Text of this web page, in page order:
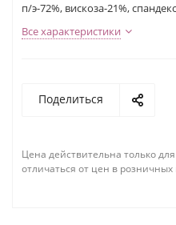
п/э-72%, вискоза-21%,
Все характеристики
Поделиться
Цена действительна только
отличаться от цен в розничных